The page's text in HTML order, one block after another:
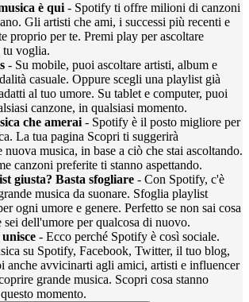
è qui - Spotify ti offre milioni di canzoni
Gli artisti che ami, i successi più recenti e
proprio per te. Premi play per ascoltare
tu voglia.
- Su mobile, puoi ascoltare artisti, album e
casuale. Oppure scegli una playlist già
al tuo umore. Su tablet e computer, puoi
canzone, in qualsiasi momento.
che amerai - Spotify è il posto migliore per
La tua pagina Scopri ti suggerirà
nuova musica, in base a ciò che stai ascoltando.
canzoni preferite ti stanno aspettando.
giusta? Basta sfogliare - Con Spotify, c'è
musica da suonare. Sfoglia playlist
ogni umore e genere. Perfetto se non sai cosa
sei dell'umore per qualcosa di nuovo.
- Ecco perché Spotify è così sociale.
su Spotify, Facebook, Twitter, il tuo blog,
anche avvicinarti agli amici, artisti e influencer
grande musica. Scopri cosa stanno
momento.